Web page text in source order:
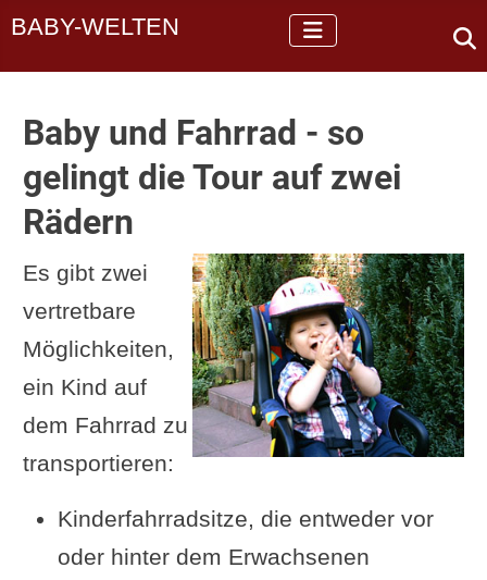
BABY-WELTEN
Baby und Fahrrad - so
gelingt die Tour auf zwei
Rädern
Es gibt zwei
vertretbare
Möglichkeiten,
ein Kind auf
dem Fahrrad zu
transportieren:
Kinderfahrradsitze, die entweder vor
oder hinter dem Erwachsenen